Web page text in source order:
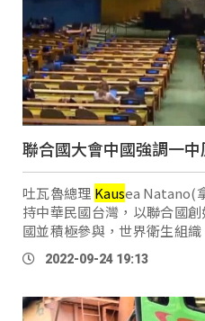
聯合國大會中國強調一
吐瓦魯總理 Kausea Natano(
持中華民國台灣，以聯合國
國並積極參與，世界衛生組織
候變化綱要公約等，聯合國專門機構。」 友
一！前陣子訪台的吐瓦魯總理 …
2022-09-24 19:13